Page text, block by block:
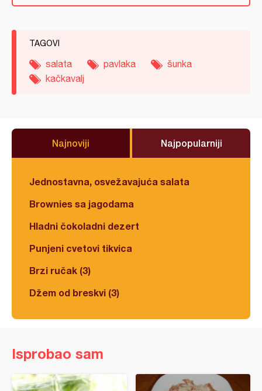
TAGOVI
salata pavlaka
šunka
kačkavalj
Najnoviji Najpopularniji
Jednostavna, osvežavajuća salata
Brownies sa jagodama
Hladni čokoladni dezert
Punjeni cvetovi tikvica
Brzi ručak (3)
Džem od breskvi (3)
Isprobao sam